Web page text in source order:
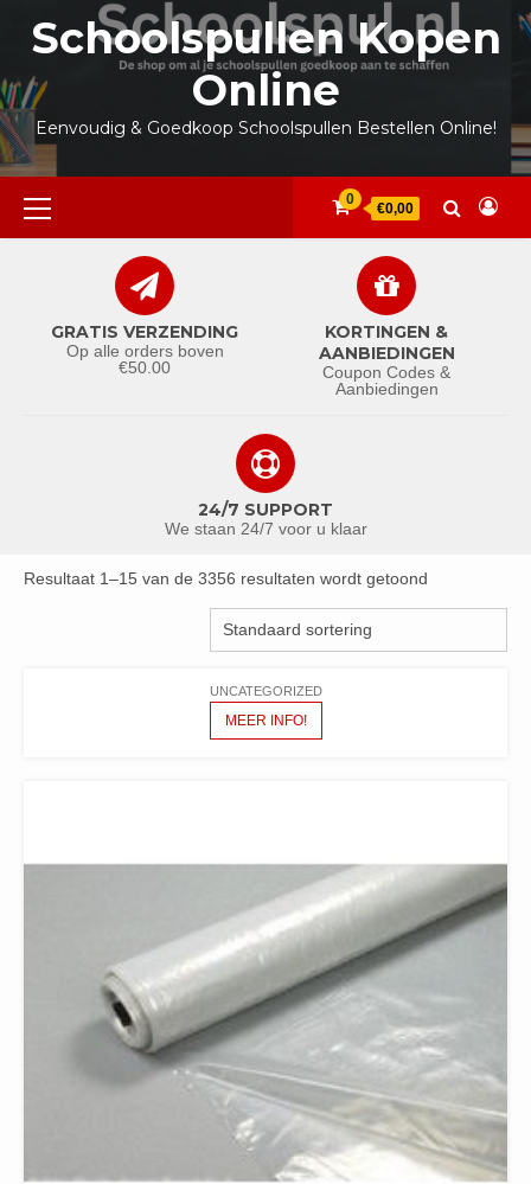
inhoud
Schoolspullen Kopen
Online
Eenvoudig & Goedkoop Schoolspullen Bestellen Online!
Primair
menu
0
€0,00
GRATIS VERZENDING
Op alle orders boven
€50.00
KORTINGEN &
AANBIEDINGEN
Coupon Codes &
Aanbiedingen
24/7 SUPPORT
We staan 24/7 voor u klaar
Resultaat 1–15 van de 3356 resultaten wordt getoond
UNCATEGORIZED
MEER INFO!